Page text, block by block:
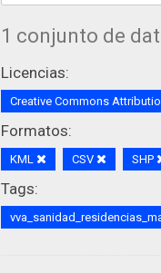
1 conjunto de
Licencias:
Creative Commons
Formatos:
KML CSV SHP
Tags: